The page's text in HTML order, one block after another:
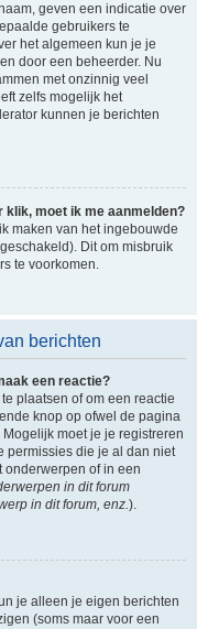
geven een indicatie over
gebruikers te
het algemeen kun je je
door een beheerder. Nu
met onzinnig veel
zelfs mogelijk het
kunnen je berichten
klik, moet ik me aanmelden?
maken van het ingebouwde
Dit om misbruik
te voorkomen.
berichten
een reactie?
plaatsen of om een reactie
knop op ofwel de pagina
moet je je registreren
permissies die je al dan niet
onderwerpen of in een
in dit forum
in dit forum, enz.).
je alleen je eigen berichten
(soms maar voor een